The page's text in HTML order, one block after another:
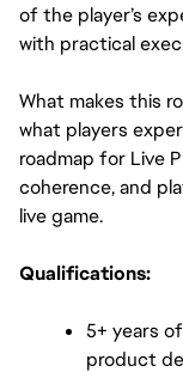
of the player’s
with practical
What makes this
what players
roadmap for Live
coherence, and
live game.
Qualifications:
5+ years
product